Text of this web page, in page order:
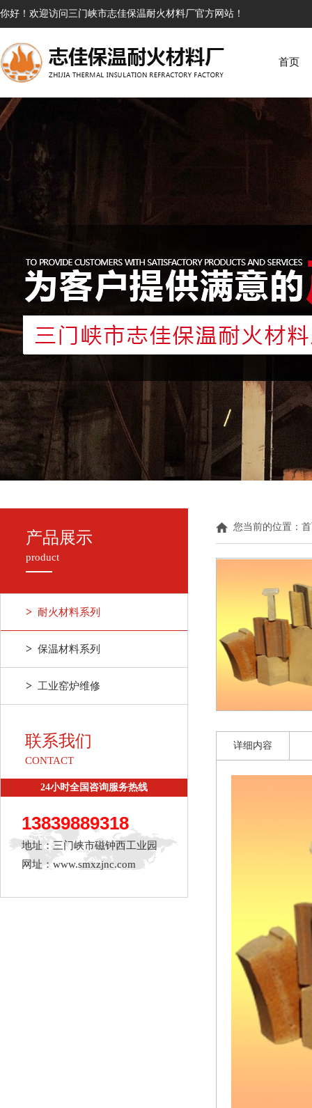
你好！欢迎访问三门峡市志佳保温耐火材料厂官方网站！
首页
产品展示
product
> 耐火材料系列
> 保温材料系列
> 工业窑炉维修
联系我们
CONTACT
24小时全国咨询服务热线
13839889318
地址：三门峡市磁钟西工业园
网址：www.smxzjnc.com
您当前的位置：
详细内容